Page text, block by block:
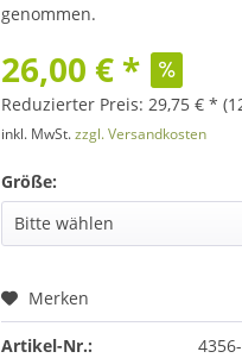
genommen.
26,00 € *
Reduzierter Preis: 29,75 € *
inkl. MwSt.zzgl. Versandkosten
Größe:
Merken
Artikel-Nr.: